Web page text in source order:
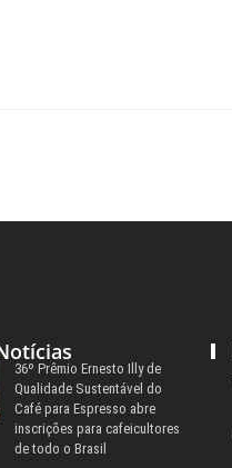
36º Prêmio Ernesto Illy de
Qualidade Sustentável do
Café para Espresso abre
inscrições para cafeicultores
de todo o Brasil